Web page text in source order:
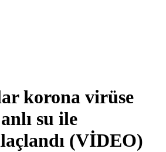
korona virüse
su ile
(VİDEO)